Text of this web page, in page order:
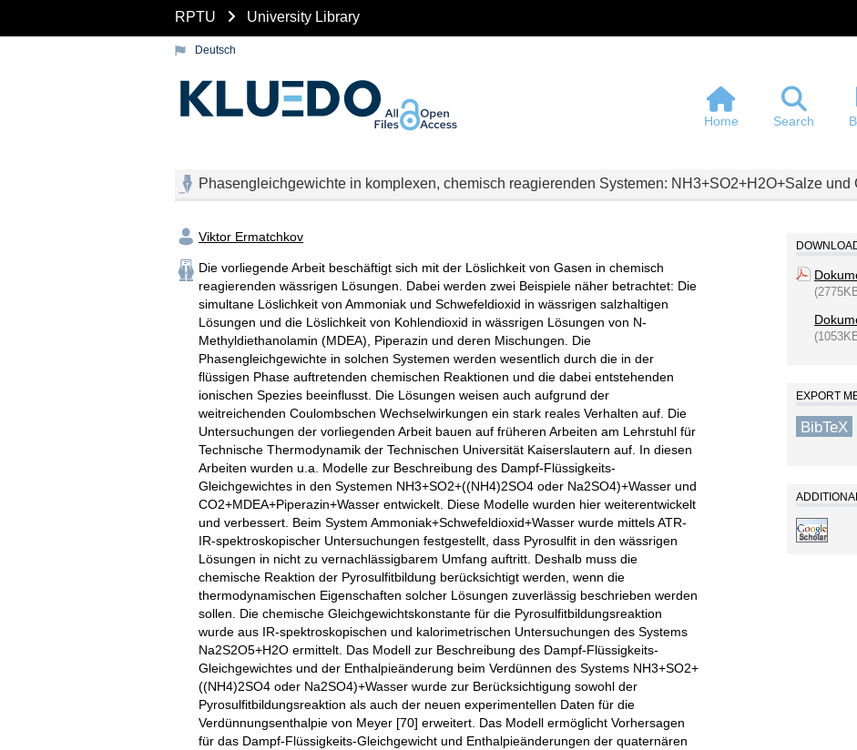
RPTU University Library
Deutsch
Home Search
Phasengleichgewichte in komplexen, chemisch reagierenden Systemen: NH3+SO2+H2O+Salze
Viktor Ermatchkov
Die vorliegende Arbeit beschäftigt sich mit der Löslichkeit von Gasen in chemisch
reagierenden wässrigen Lösungen. Dabei werden zwei Beispiele näher betrachtet: Die
simultane Löslichkeit von Ammoniak und Schwefeldioxid in wässrigen salzhaltigen
Lösungen und die Löslichkeit von Kohlendioxid in wässrigen Lösungen von N-
Methyldiethanolamin (MDEA), Piperazin und deren Mischungen. Die
Phasengleichgewichte in solchen Systemen werden wesentlich durch die in der
flüssigen Phase auftretenden chemischen Reaktionen und die dabei entstehenden
ionischen Spezies beeinflusst. Die Lösungen weisen auch aufgrund der
weitreichenden Coulombschen Wechselwirkungen ein stark reales Verhalten auf. Die
Untersuchungen der vorliegenden Arbeit bauen auf früheren Arbeiten am Lehrstuhl für
Technische Thermodynamik der Technischen Universität Kaiserslautern auf. In diesen
Arbeiten wurden u.a. Modelle zur Beschreibung des Dampf-Flüssigkeits-
Gleichgewichtes in den Systemen NH3+SO2+((NH4)2SO4 oder Na2SO4)+Wasser und
CO2+MDEA+Piperazin+Wasser entwickelt. Diese Modelle wurden hier weiterentwickelt
und verbessert. Beim System Ammoniak+Schwefeldioxid+Wasser wurde mittels ATR-
IR-spektroskopischer Untersuchungen festgestellt, dass Pyrosulfit in den wässrigen
Lösungen in nicht zu vernachlässigbarem Umfang auftritt. Deshalb muss die
chemische Reaktion der Pyrosulfitbildung berücksichtigt werden, wenn die
thermodynamischen Eigenschaften solcher Lösungen zuverlässig beschrieben werden
sollen. Die chemische Gleichgewichtskonstante für die Pyrosulfitbildungsreaktion
wurde aus IR-spektroskopischen und kalorimetrischen Untersuchungen des Systems
Na2S2O5+H2O ermittelt. Das Modell zur Beschreibung des Dampf-Flüssigkeits-
Gleichgewichtes und der Enthalpieänderung beim Verdünnen des Systems NH3+SO2+
((NH4)2SO4 oder Na2SO4)+Wasser wurde zur Berücksichtigung sowohl der
Pyrosulfitbildungsreaktion als auch der neuen experimentellen Daten für die
Verdünnungsenthalpie von Meyer [70] erweitert. Das Modell ermöglicht Vorhersagen
für das Dampf-Flüssigkeits-Gleichgewicht und Enthalpieänderungen der quaternären
EXPORT
BibTeX